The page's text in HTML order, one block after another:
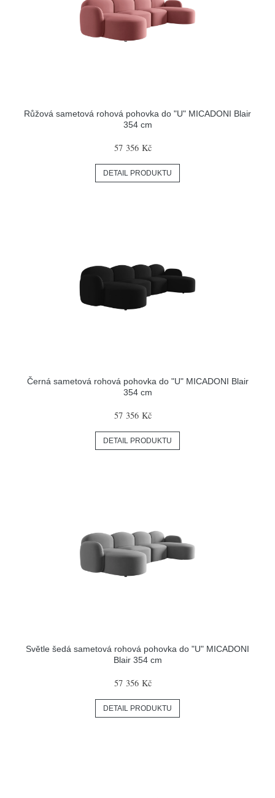
Růžová sametová rohová pohovka do "U" MICADONI Blair
354 cm
57 356 Kč
DETAIL PRODUKTU
Černá sametová rohová pohovka do "U" MICADONI Blair
354 cm
57 356 Kč
DETAIL PRODUKTU
Světle šedá sametová rohová pohovka do "U" MICADONI
Blair 354 cm
57 356 Kč
DETAIL PRODUKTU